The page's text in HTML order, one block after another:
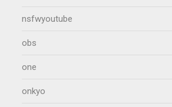
nsfwyoutube
obs
one
onkyo